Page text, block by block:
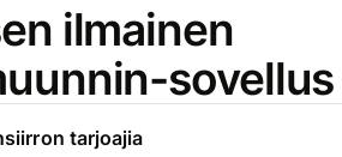
ilmainen
sovellus
tarjoajia